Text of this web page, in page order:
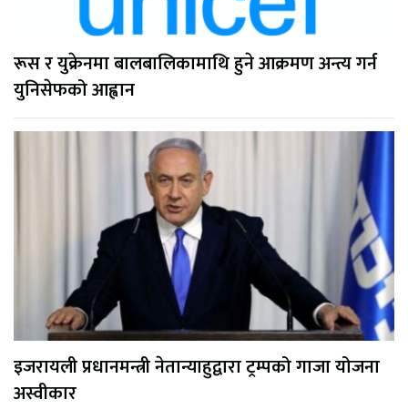
रूस र युक्रेनमा बालबालिकामाथि हुने आक्रमण अन्त्य गर्न
युनिसेफको आह्वान
इजरायली प्रधानमन्त्री नेतान्याहुद्वारा ट्रम्पको गाजा योजना
अस्वीकार